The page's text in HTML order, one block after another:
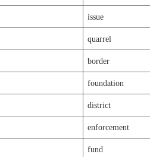
issue
quarrel
border
foundation
district
enforcement
fund